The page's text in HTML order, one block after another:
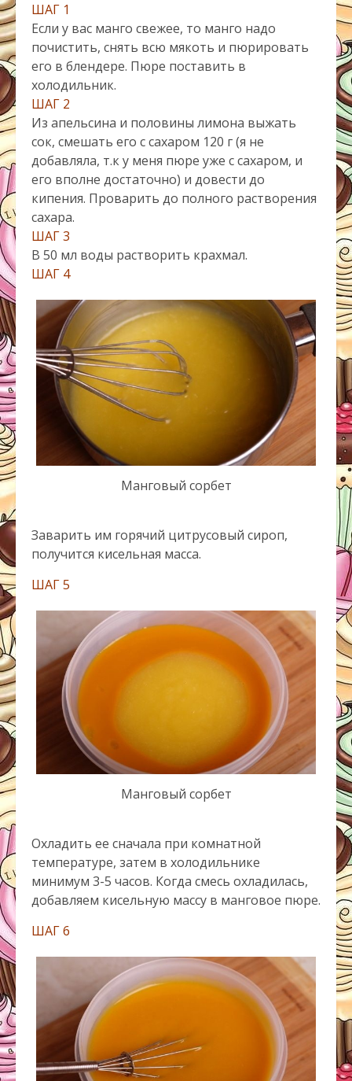
ШАГ 1
Если у вас манго свежее, то манго надо
почистить, снять всю мякоть и пюрировать
его в блендере. Пюре поставить в
холодильник.
ШАГ 2
Из апельсина и половины лимона выжать
сок, смешать его с сахаром 120 г (я не
добавляла, т.к у меня пюре уже с сахаром, и
его вполне достаточно) и довести до
кипения. Проварить до полного растворения
сахара.
ШАГ 3
В 50 мл воды растворить крахмал.
ШАГ 4
Манговый сорбет
Заварить им горячий цитрусовый сироп,
получится кисельная масса.
ШАГ 5
Манговый сорбет
Охладить ее сначала при комнатной
температуре, затем в холодильнике
минимум 3-5 часов. Когда смесь охладилась,
добавляем кисельную массу в манговое пюре.
ШАГ 6